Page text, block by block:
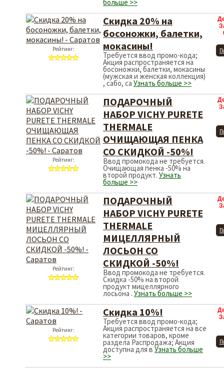
больше >>
Рейтинг:
Скидка 20% на
босоножки, балетки,
мокасины!
Требуется ввод промо-кода;
Акция распространяется на
босоножки, балетки, мокасины
(мужская и женская коллекция)
, сабо, са Узнать больше >>
Рейтинг:
ПОДАРОЧНЫЙ
НАБОР VICHY PURETE
THERMALE
ОЧИЩАЮЩАЯ ПЕНКА
СО СКИДКОЙ -50%!
Ввод промокода не требуется.
Очищающая пенка -50% на
второй продукт. Узнать
больше >>
Рейтинг:
ПОДАРОЧНЫЙ
НАБОР VICHY PURETE
THERMALE
МИЦЕЛЛЯРНЫЙ
ЛОСЬОН CO
СКИДКОЙ -50%!
Ввод промокода не требуется.
Скидка -50% на второй
продукт мицеллярного
лосьона . Узнать больше >>
Рейтинг:
Скидка 10%!
Требуется ввод промо-кода;
Акция распространяется на все
категории товаров, кроме
раздела Распродажа; Акция
доступна для в Узнать больше
>>